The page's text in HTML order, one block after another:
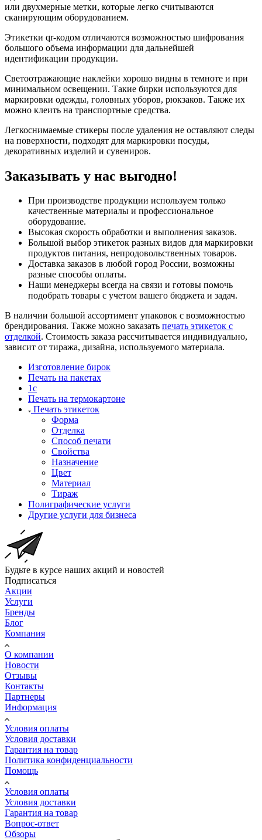
или двухмерные метки, которые легко считываются
сканирующим оборудованием.
Этикетки qr-кодом отличаются возможностью шифрования
большого объема информации для дальнейшей
идентификации продукции.
Светоотражающие наклейки хорошо видны в темноте и при
минимальном освещении. Такие бирки используются для
маркировки одежды, головных уборов, рюкзаков. Также их
можно клеить на транспортные средства.
Легкоснимаемые стикеры после удаления не оставляют следы
на поверхности, подходят для маркировки посуды,
декоративных изделий и сувениров.
Заказывать у нас выгодно!
При производстве продукции используем только
качественные материалы и профессиональное
оборудование.
Высокая скорость обработки и выполнения заказов.
Большой выбор этикеток разных видов для маркировки
продуктов питания, непродовольственных товаров.
Доставка заказов в любой город России, возможны
разные способы оплаты.
Наши менеджеры всегда на связи и готовы помочь
подобрать товары с учетом вашего бюджета и задач.
В наличии большой ассортимент упаковок с возможностью
брендирования. Также можно заказать печать этикеток с
отделкой. Стоимость заказа рассчитывается индивидуально,
зависит от тиража, дизайна, используемого материала.
Изготовление бирок
Печать на пакетах
1c
Печать на термокартоне
Печать этикеток
Форма
Отделка
Способ печати
Свойства
Назначение
Цвет
Материал
Тираж
Полиграфические услуги
Другие услуги для бизнеса
Будьте в курсе наших акций и новостей
Подписаться
Акции
Услуги
Бренды
Блог
Компания
О компании
Новости
Отзывы
Контакты
Партнеры
Информация
Условия оплаты
Условия доставки
Гарантия на товар
Политика конфиденциальности
Помощь
Условия оплаты
Условия доставки
Гарантия на товар
Вопрос-ответ
Обзоры